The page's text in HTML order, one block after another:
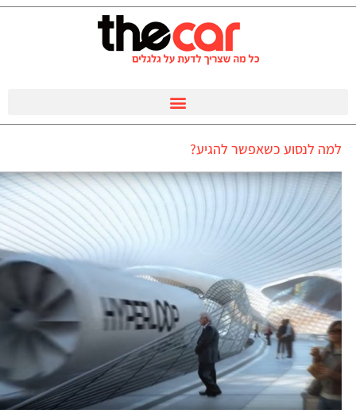
למה לנסוע כשאפשר להגיע?